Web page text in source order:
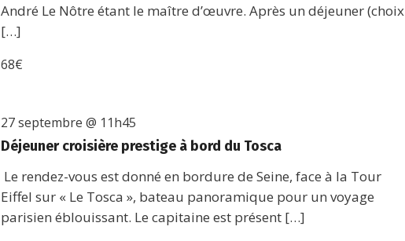
André Le Nôtre étant le maître d’œuvre. Après un déjeuner (choix
[…]
68€
Déjeuner croisière prestige à bord du Tosca
27 septembre @ 11h45
Le rendez-vous est donné en bordure de Seine, face à la Tour
Eiffel sur « Le Tosca », bateau panoramique pour un voyage
parisien éblouissant. Le capitaine est présent […]